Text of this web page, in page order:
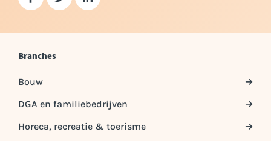
Branches
Bouw
DGA en familiebedrijven
Horeca, recreatie & toerisme